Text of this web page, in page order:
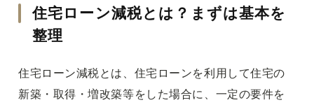
住宅ローン減税とは？まずは基本を
整理
住宅ローン減税とは、住宅ローンを利用して住宅の
新築・取得・増改築等をした場合に、一定の要件を